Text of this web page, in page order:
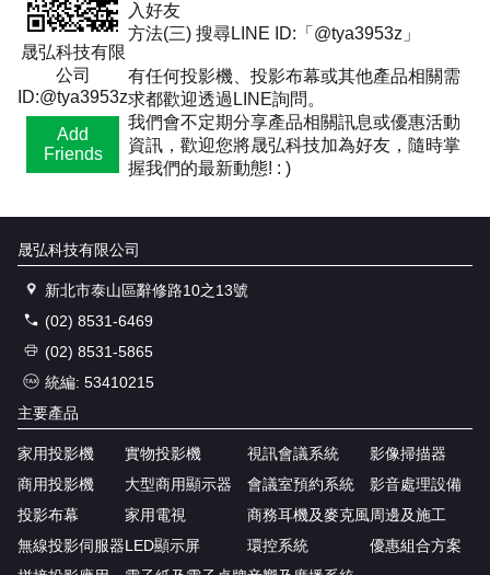
晟弘科技有限
公司
ID:@tya3953z
Add
Friends
入好友
方法(三) 搜尋LINE ID:「@tya3953z」
有任何投影機、投影布幕或其他產品相關需
求都歡迎透過LINE詢問。
我們會不定期分享產品相關訊息或優惠活動
資訊，歡迎您將晟弘科技加為好友，隨時掌
握我們的最新動態! : )
晟弘科技有限公司
新北市泰山區辭修路10之13號
(02) 8531-6469
(02) 8531-5865
統編: 53410215
主要產品
家用投影機
商用投影機
投影布幕
無線投影伺服器
實物投影機
大型商用顯示器
家用電視
LED顯示屏
視訊會議系統
會議室預約系統
商務耳機及麥克風
環控系統
影像掃描器
影音處理設備
周邊及施工
優惠組合方案